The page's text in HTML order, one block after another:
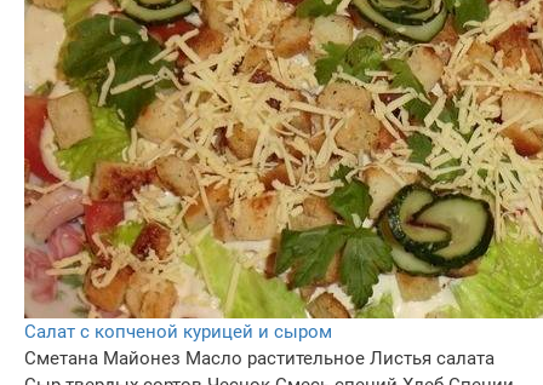
Салат с копченой курицей и сыром
Сметана Майонез Масло растительное Листья салата